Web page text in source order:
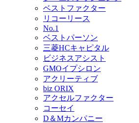
ベストファクター
リコーリース
No.1
ベストパーソン
三菱HCキャピタル
ビジネスアシスト
GMOイプシロン
アクリーティブ
biz ORIX
アクセルファクター
コーセイ
D＆Mカンパニー